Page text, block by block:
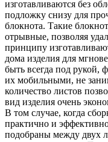
изготавливаются без
подложку снизу для
блокнота. Такие
отрывные, позволяя
принципу
дома изделия для
быть всегда под рукой,
их мобильными, не
количество листов
вид изделия очень
В том случае, когда
практично и
подобраны между двух